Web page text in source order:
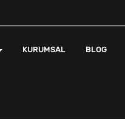
KURUMSAL BLOG